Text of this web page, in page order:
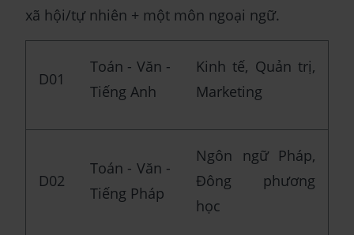
xã hội/tự nhiên + một môn ngoại ngữ.
D01
Toán - Văn -
Tiếng Anh
Kinh tế, Quản trị,
Marketing
D02
Toán - Văn -
Tiếng Pháp
Ngôn ngữ Pháp,
Đông phương
học